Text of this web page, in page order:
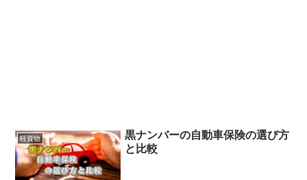
軽貨物
黒ナンバーの自動車保険の選び方
と比較